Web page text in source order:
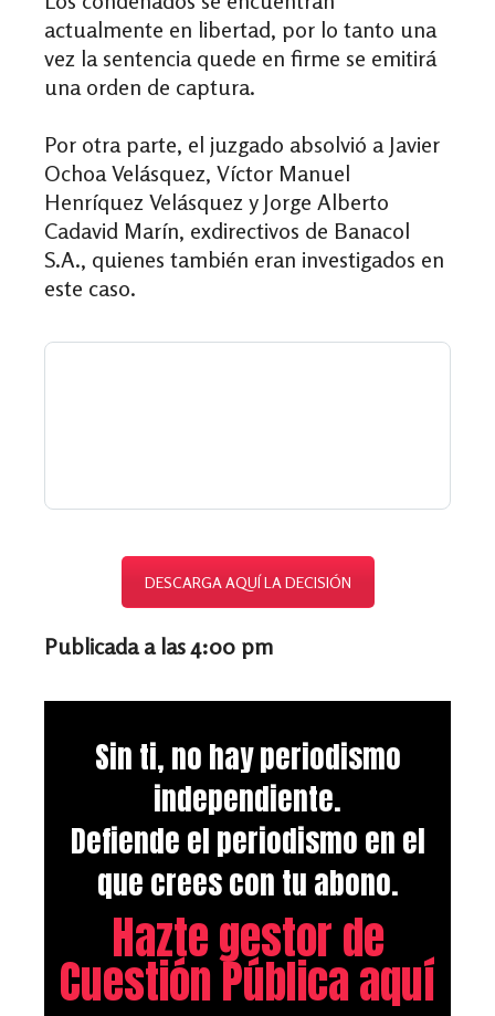
actualmente en libertad, por lo tanto una
vez la sentencia quede en firme se emitirá
una orden de captura.
Por otra parte, el juzgado absolvió a Javier
Ochoa Velásquez, Víctor Manuel
Henríquez Velásquez y Jorge Alberto
Cadavid Marín, exdirectivos de Banacol
S.A., quienes también eran investigados en
este caso.
DESCARGA AQUÍ LA DECISIÓN
Publicada a las 4:00 pm
Sin ti, no hay periodismo
independiente.
Defiende el periodismo en el
que crees con tu abono.
Hazte gestor de
Cuestión Pública aquí